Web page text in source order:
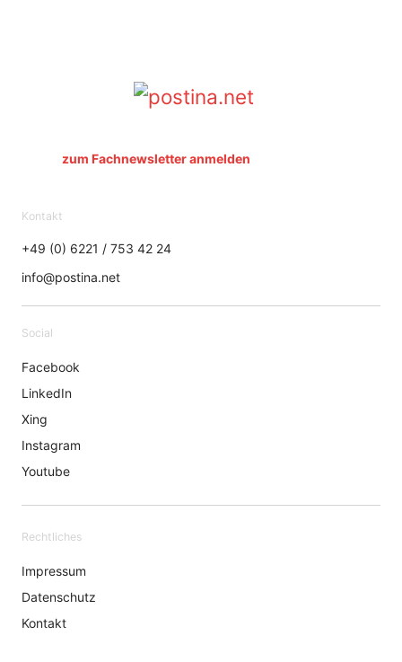
zum Fachnewsletteranmelden
Kontakt
+49 (0) 6221 / 753 42 24
info@postina.net
Social
Facebook
LinkedIn
Xing
Instagram
Youtube
Rechtliches
Impressum
Datenschutz
Kontakt